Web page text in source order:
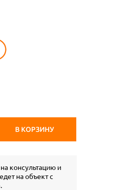
В КОРЗИНУ
на консультацию и
на объект с